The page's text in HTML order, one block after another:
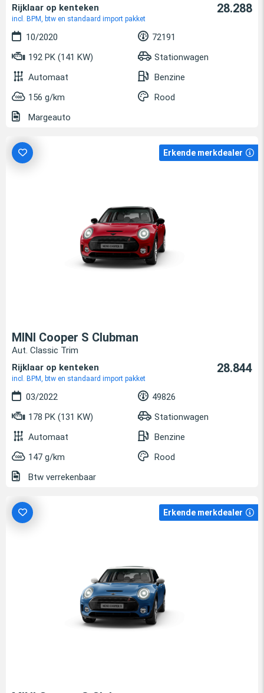
Rijklaar op kenteken
incl. BPM, btw en standaard import pakket
28.288
10/2020
72191
192 PK (141 KW)
Stationwagen
Automaat
Benzine
156 g/km
Rood
Margeauto
Erkende merkdealer
MINI Cooper S Clubman
Aut. Classic Trim
Rijklaar op kenteken
incl. BPM, btw en standaard import pakket
28.844
03/2022
49826
178 PK (131 KW)
Stationwagen
Automaat
Benzine
147 g/km
Rood
Btw verrekenbaar
Erkende merkdealer